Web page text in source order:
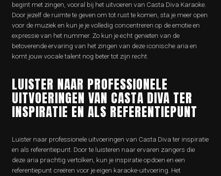
begint met zingen, vooral bij het uitvoeren van Casta Diva Karaoke.
Door jezelf de ruimte te geven om tot rust te komen, sta je meer open
voor de muziek en kun je je volledig concentreren op de emotie en
expressie van het nummer. Zo kun je echt genieten van de
betoverende ervaring van het zingen van deze iconische aria en
komt jouw vocale talent nog beter tot zijn recht.
LUISTER NAAR PROFESSIONELE
UITVOERINGEN VAN CASTA DIVA TER
INSPIRATIE EN ALS REFERENTIEPUNT
Luister naar professionele uitvoeringen van Casta Diva ter inspiratie
en als referentiepunt. Door te luisteren naar ervaren zangers die
deze aria prachtig vertolken, kun je inspiratie opdoen en een
referentiepunt creëren voor je eigen karaoke-uitvoering. Het